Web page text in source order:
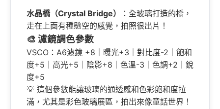
水晶橋（Crystal Bridge）
：全玻璃打造的橋，
走在上面有種懸空的感覺，拍照很出片！
🎨 濾鏡調色參數
VSCO：A6濾鏡 +8｜曝光+3｜對比度-2｜飽和
度+5｜高光+5｜陰影+8｜色溫-3｜色調+2｜銳
度+5
💡 這個參數能讓玻璃的通透感和色彩飽和度拉
滿，尤其是彩色玻璃展區，拍出來像童話世界！